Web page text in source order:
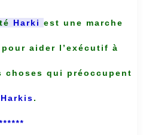
Harki est une marche
aider l’exécutif à
choses qui préoccupent
Harkis.